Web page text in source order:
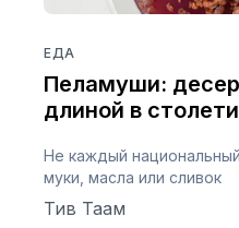
ЕДА
Пеламуши:
длиной в
Не каждый
муки, масла или сливок
Тив Таам